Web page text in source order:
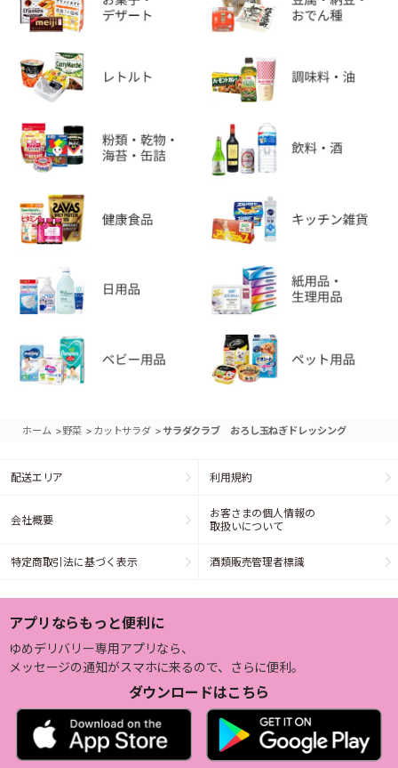
ホーム >野菜 > カットサラダ > サラダクラブ おろし玉ねぎドレッシング
配送エリア 利用規約
会社概要
お客さまの個人情報の
取扱いについて
特定商取引法に基づく表示 酒類販売管理者標識
アプリならもっと便利に
ゆめデリバリー専用アプリなら、
メッセージの通知がスマホに来るので、さらに便利。
ダウンロードはこちら